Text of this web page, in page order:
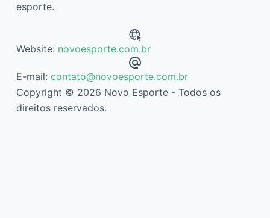
esporte.
Website: novoesporte.com.br
E-mail: contato@novoesporte.com.br
Copyright © 2026 Novo Esporte - Todos os
direitos reservados.